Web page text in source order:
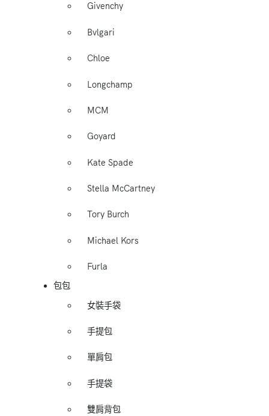
Givenchy
Bvlgari
Chloe
Longchamp
MCM
Goyard
Kate Spade
Stella McCartney
Tory Burch
Michael Kors
Furla
包包
女裝手袋
手提包
單肩包
手提袋
雙肩背包